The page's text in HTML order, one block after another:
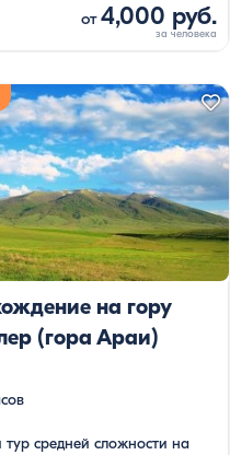
от4,000 руб.
на гору
(гора Араи)
средней сложности на